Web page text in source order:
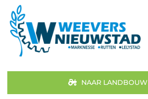
naar
inhoud
Aanbod
NAAR LANDBOUW